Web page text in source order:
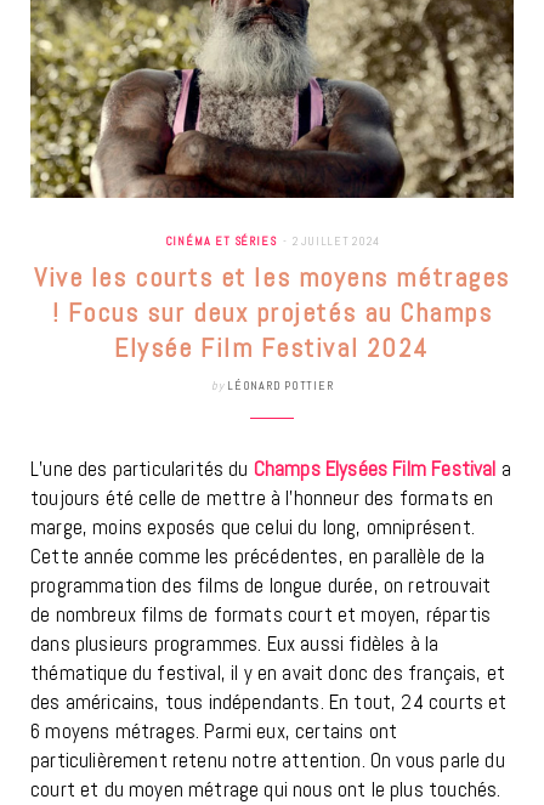
CINÉMA ET SÉRIES 2 JUILLET 2024
Vive les courts et les moyens métrages
! Focus sur deux projetés au Champs
Elysée Film Festival 2024
by LÉONARD POTTIER
L’une des particularités du Champs Elysées Film Festival a
toujours été celle de mettre à l’honneur des formats en
marge, moins exposés que celui du long, omniprésent.
Cette année comme les précédentes, en parallèle de la
programmation des films de longue durée, on retrouvait
de nombreux films de formats court et moyen, répartis
dans plusieurs programmes. Eux aussi fidèles à la
thématique du festival, il y en avait donc des français, et
des américains, tous indépendants. En tout, 24 courts et
6 moyens métrages. Parmi eux, certains ont
particulièrement retenu notre attention. On vous parle du
court et du moyen métrage qui nous ont le plus touchés.